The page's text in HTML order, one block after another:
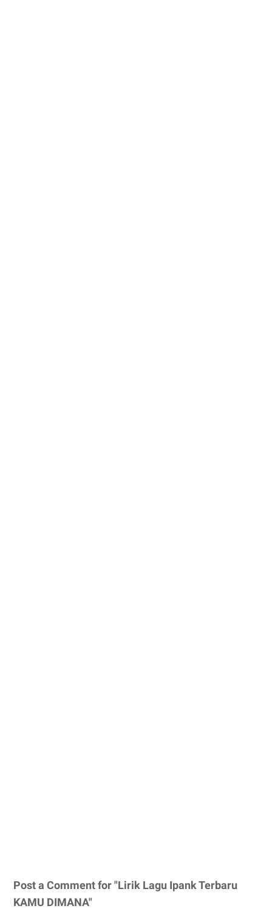
Post a Comment for "Lirik Lagu Ipank Terbaru
KAMU DIMANA"